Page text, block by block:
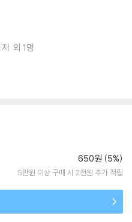
저 외 1명
650원 (5%)
5만원 이상 구매 시 2천원 추가 적립